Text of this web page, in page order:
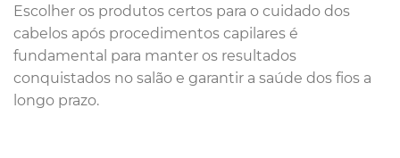
Escolher os produtos certos para o cuidado dos
cabelos após procedimentos capilares é
fundamental para manter os resultados
conquistados no salão e garantir a saúde dos fios a
longo prazo.